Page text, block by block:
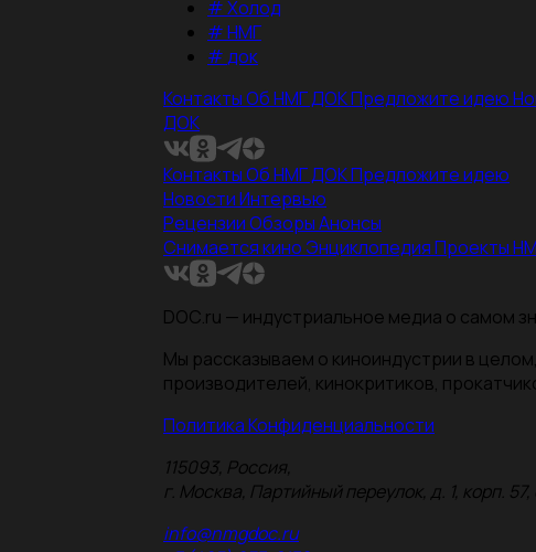
#Холод
#НМГ
#док
КонтактыОб НМГ ДОКПредложите идею
ДОК
КонтактыОб НМГ ДОКПредложите идею
НовостиИнтервью
РецензииОбзорыАнонсы
Снимается кино ЭнциклопедияПроекты
DOC.ru — индустриальное медиа о самом
Мы рассказываем о киноиндустрии в
производителей, кинокритиков,
Политика Конфиденциальности
115093, Россия,
г. Москва, Партийный переулок, д. 1, корп. 57,
info@nmgdoc.ru